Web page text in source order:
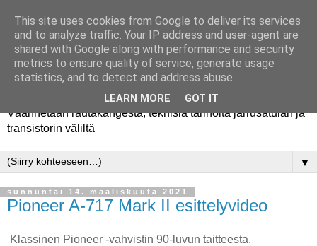
Rautakanki
Väännetään rautakangesta, teknisiä tarinoita jarrusatulan ja
transistorin väliltä
▼
sunnuntai 14. maaliskuuta 2021
Pioneer A-717 Mark II esittelyvideo
Klassinen Pioneer -vahvistin 90-luvun taitteesta.
This site uses cookies from Google to deliver its services
and to analyze traffic. Your IP address and user-agent are
shared with Google along with performance and security
metrics to ensure quality of service, generate usage
statistics, and to detect and address abuse.
LEARN MORE GOT IT